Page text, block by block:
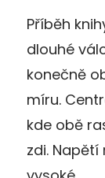
Příběh
dlouhé
konečně
míru.
kde obě
zdi.